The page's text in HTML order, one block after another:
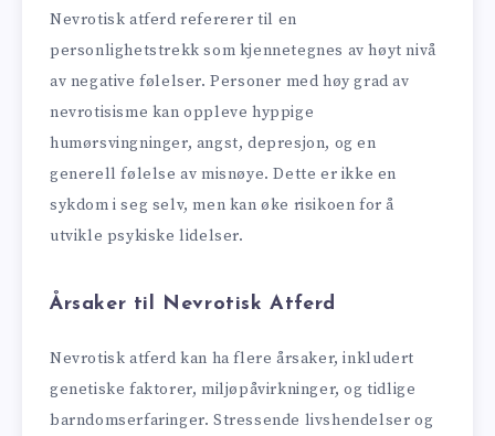
Nevrotisk atferd refererer til en
personlighetstrekk som kjennetegnes av høyt nivå
av negative følelser. Personer med høy grad av
nevrotisisme kan oppleve hyppige
humørsvingninger, angst, depresjon, og en
generell følelse av misnøye. Dette er ikke en
sykdom i seg selv, men kan øke risikoen for å
utvikle psykiske lidelser.
Årsaker til Nevrotisk Atferd
Nevrotisk atferd kan ha flere årsaker, inkludert
genetiske faktorer, miljøpåvirkninger, og tidlige
barndomserfaringer. Stressende livshendelser og